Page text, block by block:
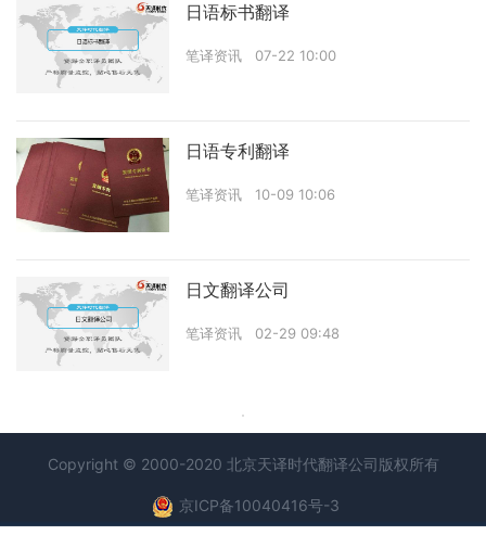
日语标书翻译
笔译资讯 07-22 10:00
日语专利翻译
笔译资讯 10-09 10:06
日文翻译公司
笔译资讯 02-29 09:48
Copyright © 2000-2020 北京天译时代翻译公司版权所有
京ICP备10040416号-3